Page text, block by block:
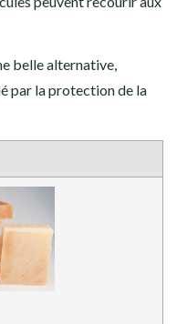
belle alternative,
par la protection de la